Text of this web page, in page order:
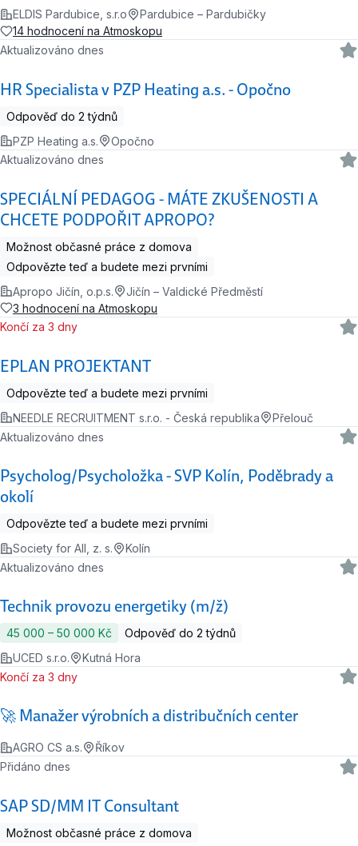
ELDIS Pardubice, s.r.o
Pardubice – Pardubičky
14 hodnocení na Atmoskopu
HR Specialista v PZP Heating a.s. - Opočno
Aktualizováno dnes
Odpověď do 2 týdnů
PZP Heating a.s.
Opočno
SPECIÁLNÍ PEDAGOG - MÁTE ZKUŠENOSTI A
CHCETE PODPOŘIT APROPO?
Aktualizováno dnes
Možnost občasné práce z domova
Odpovězte teď a budete mezi prvními
Apropo Jičín, o.p.s.
Jičín – Valdické Předměstí
3 hodnocení na Atmoskopu
EPLAN PROJEKTANT
Končí za 3 dny
Odpovězte teď a budete mezi prvními
NEEDLE RECRUITMENT s.r.o. - Česká republika
Přelouč
Psycholog/Psycholožka - SVP Kolín, Poděbrady a
okolí
Aktualizováno dnes
Odpovězte teď a budete mezi prvními
Society for All, z. s.
Kolín
Technik provozu energetiky (m/ž)
Aktualizováno dnes
45 000 ‍–‍ 50 000 Kč
Odpověď do 2 týdnů
UCED s.r.o.
Kutná Hora
🚀 Manažer výrobních a distribučních center
Končí za 3 dny
AGRO CS a.s. Říkov
SAP SD/MM IT Consultant
Přidáno dnes
Možnost občasné práce z domova